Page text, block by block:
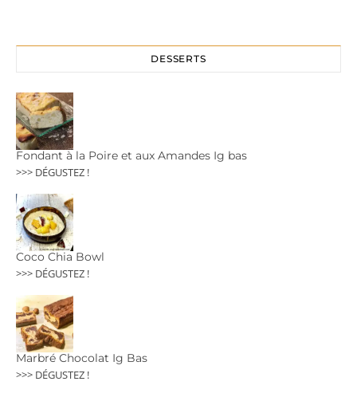
DESSERTS
Fondant à la Poire et aux Amandes Ig bas
>>> DÉGUSTEZ !
Coco Chia Bowl
>>> DÉGUSTEZ !
Marbré Chocolat Ig Bas
>>> DÉGUSTEZ !